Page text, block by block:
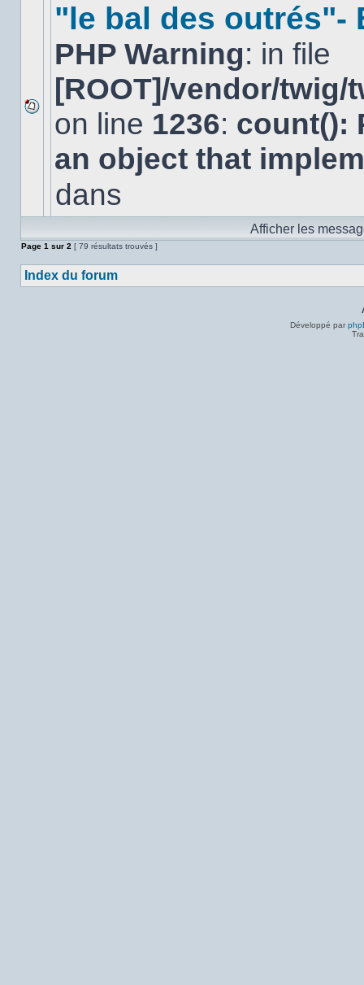
Aucun
nouveau
message
non-
dans
"le bal des outrés"-
PHP Warning: in file
[ROOT]/vendor/
on line 1236: count():
an object that
dans
Afficher les
Page 1 sur 2 [ 79 résultats trouvés ]
Index du forum
Développé par